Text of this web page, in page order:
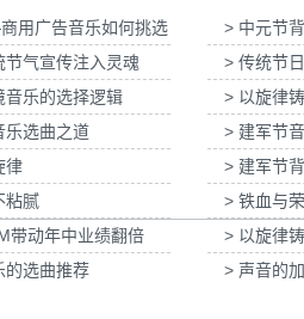
3D动画科普
为伊利宫酪中规格奶皮子
乐版权
用广告音乐如何挑选
气宣传注入灵魂
音乐的选择逻辑
乐选曲之道
律
粘腻
带动年中业绩翻倍
的选曲推荐
> 中元节
> 传统节
> 以旋律
> 建军节
> 建军节
> 铁血与
> 以旋律
> 声音的